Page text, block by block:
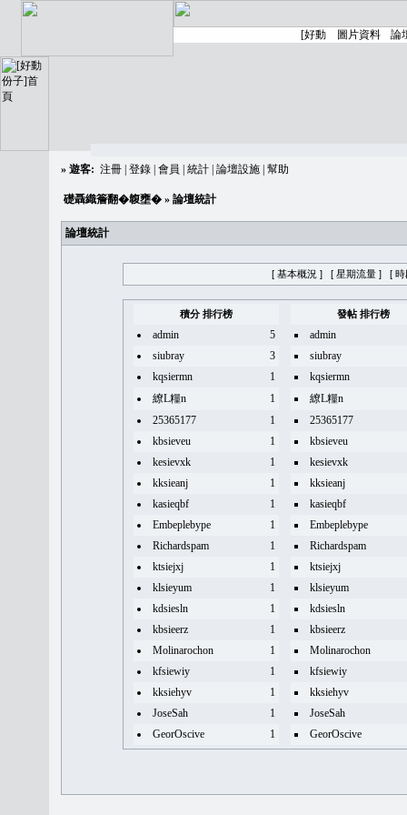
» 遊客: 注冊 登錄 會員 統計 論壇設施 幫助
礎聶織簷翻�䪖壅� » 論壇統計
論壇統計
[ 基本概況 ] [ 星期流量 ] [ 時
積分 排行榜 發帖 排行榜
admin 5
admin
siubray
3
siubray
kqsiermn
1
kqsiermn
繚L糧n
1
繚L糧n
25365177
1
25365177
kbsieveu
1
kbsieveu
kesievxk
1
kesievxk
kksieanj
1
kksieanj
kasieqbf
1
kasieqbf
Embeplebype
1
Embeplebype
Richardspam
1
Richardspam
ktsiejxj
1
ktsiejxj
klsieyum
1
klsieyum
kdsiesln
1
kdsiesln
kbsieerz
1
kbsieerz
Molinarochon
1
Molinarochon
kfsiewiy
1
kfsiewiy
kksiehyv
1
kksiehyv
JoseSah
1
JoseSah
GeorOscive
1 GeorOscive